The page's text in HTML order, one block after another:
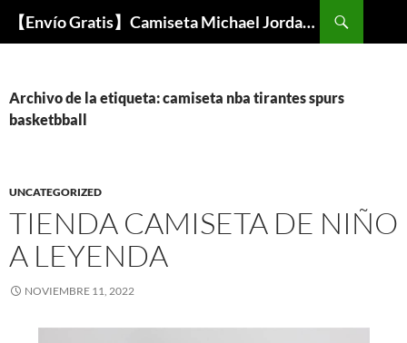
【Envío Gratis】Camiseta Michael Jordan NBA Barata
Buscar
Archivo de la etiqueta: camiseta nba tirantes spurs
basketbball
UNCATEGORIZED
TIENDA CAMISETA DE NIÑO
A LEYENDA
NOVIEMBRE 11, 2022